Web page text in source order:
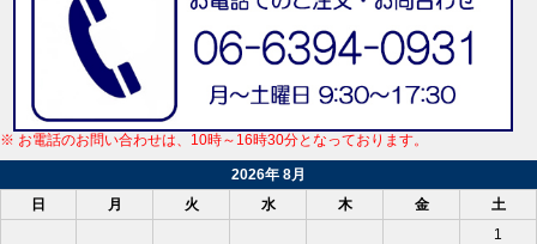
※ お電話のお問い合わせは、10時～16時30分となっております。
2026年 8月
日
月 火 水 木 金
土
1